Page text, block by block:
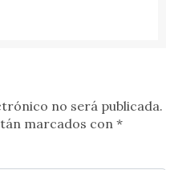
no será publicada.
marcados con *